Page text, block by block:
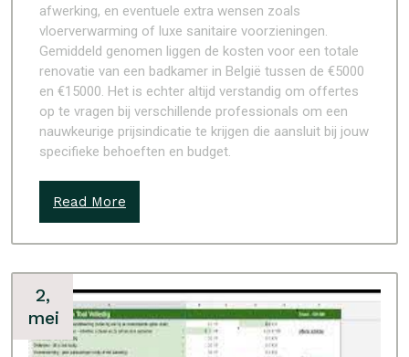
afwerking, en eventuele extra wensen zoals
vloerverwarming of luxe sanitaire voorzieningen.
Gemiddeld genomen liggen de kosten voor een totale
renovatie van een badkamer in België tussen de €5000
en €15000. Het is echter altijd verstandig om offertes
op te vragen bij verschillende professionals om een
nauwkeurige prijsindicatie te krijgen die aansluit bij jouw
specifieke behoeften en budget.
Read More
2,
mei